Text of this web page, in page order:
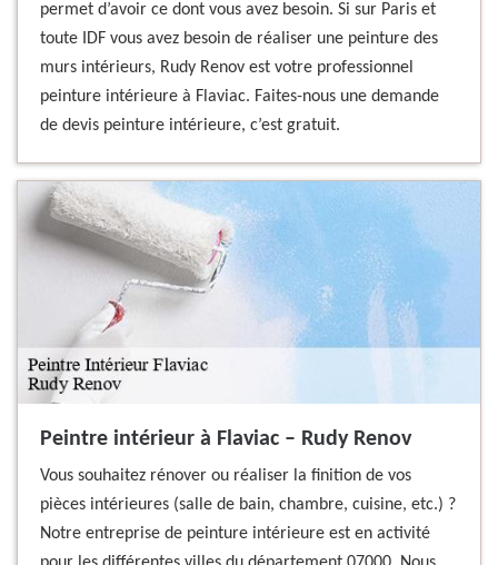
permet d’avoir ce dont vous avez besoin. Si sur Paris et
toute IDF vous avez besoin de réaliser une peinture des
murs intérieurs, Rudy Renov est votre professionnel
peinture intérieure à Flaviac. Faites-nous une demande
de devis peinture intérieure, c’est gratuit.
Peintre intérieur à Flaviac – Rudy Renov
Vous souhaitez rénover ou réaliser la finition de vos
pièces intérieures (salle de bain, chambre, cuisine, etc.) ?
Notre entreprise de peinture intérieure est en activité